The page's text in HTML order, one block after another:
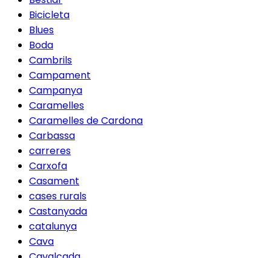
Bicicleta
Blues
Boda
Cambrils
Campament
Campanya
Caramelles
Caramelles de Cardona
Carbassa
carreres
Carxofa
Casament
cases rurals
Castanyada
catalunya
Cava